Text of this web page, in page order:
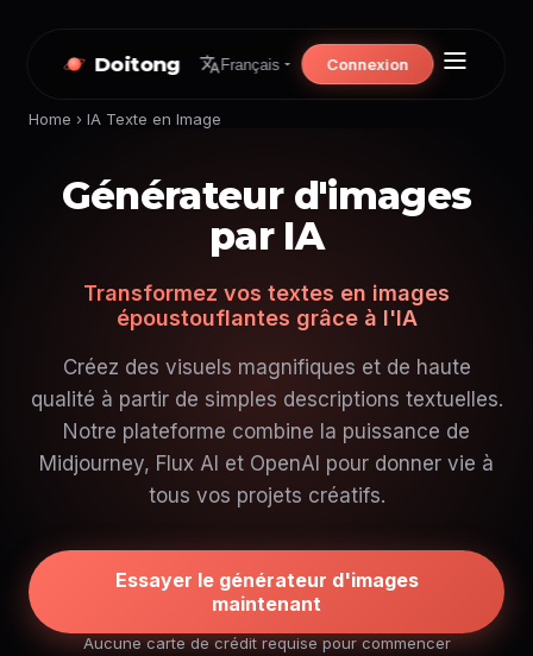
Doitong Français Connexion
Home › IA Texte en Image
Générateur d'images
par IA
Transformez vos textes en images
époustouflantes grâce à l'IA
Créez des visuels magnifiques et de haute
qualité à partir de simples descriptions textuelles.
Notre plateforme combine la puissance de
Midjourney, Flux AI et OpenAI pour donner vie à
tous vos projets créatifs.
Essayer le générateur d'images
maintenant
Aucune carte de crédit requise pour commencer